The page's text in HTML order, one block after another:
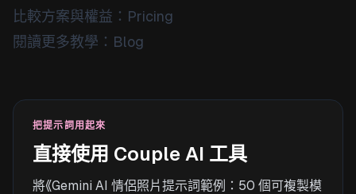
比較方案與權益： Pricing
閱讀更多教學： Blog
把提示詞用起來
直接使用 Couple AI 工具
將《Gemini AI 情侶照片提示詞範例：50 個可複製模